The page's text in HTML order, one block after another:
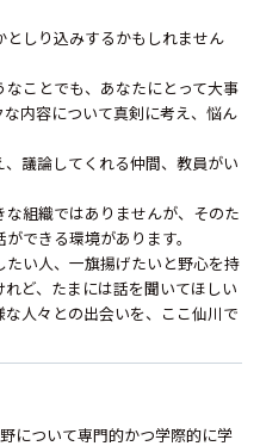
しり込みするかもしれません
ことでも、あなたにとって大事
内容について真剣に考え、悩ん
議論してくれる仲間、教員がい
組織ではありませんが、そのた
できる環境があります。
い人、一旗揚げたいと野心を持
ど、たまには話を聞いてほしい
人々との出会いを、ここ仙川で
について専門的かつ学際的に学